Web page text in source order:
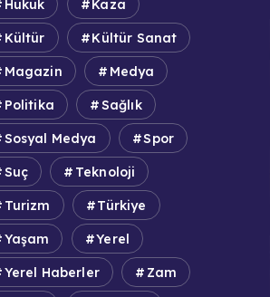
Hukuk Kaza
Kültür Kültür Sanat
Magazin Medya
Politika Sağlık
Sosyal Medya Spor
Suç Teknoloji
Turizm Türkiye
Yaşam Yerel
Yerel Haberler Zam